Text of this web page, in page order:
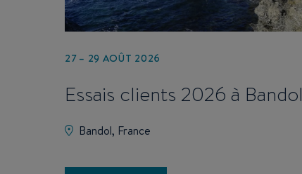
27 – 29 AOÛT 2026
Essais clients 2026 à Bandol
Bandol, France